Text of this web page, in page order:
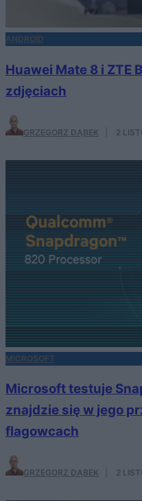
ANDROID
Huawei Mate 8 i ZTE
zdjęciach
GRZEGORZ DĄBEK 2
MICROSOFT
Microsoft testuje
znajdzie się w jego
flagowcach
GRZEGORZ DĄBEK 2